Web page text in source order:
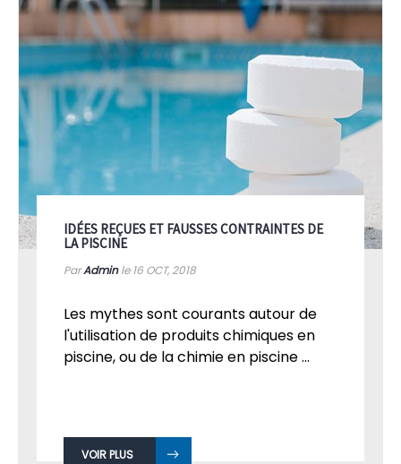
IDÉES REÇUES ET FAUSSES CONTRAINTES DE
LA PISCINE
ParAdminle 16 OCT, 2018
Les mythes sont courants autour de
l'utilisation de produits chimiques en
piscine, ou de la chimie en piscine ...
VOIR PLUS